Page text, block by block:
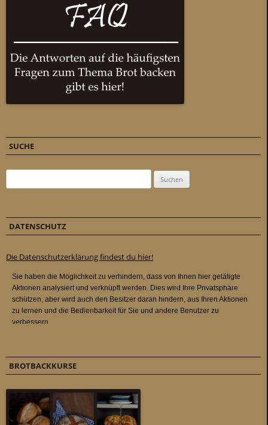
SUCHE
DATENSCHUTZ
Die Datenschutzerklärung findest du hier!
BROTBACKKURSE